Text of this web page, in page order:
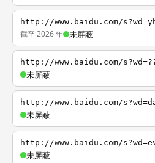
http://www.baidu.com/
截至 2026 年 未屏蔽
http://www.baidu.com/
未屏蔽
http://www.baidu.com/
未屏蔽
http://www.baidu.com/
未屏蔽